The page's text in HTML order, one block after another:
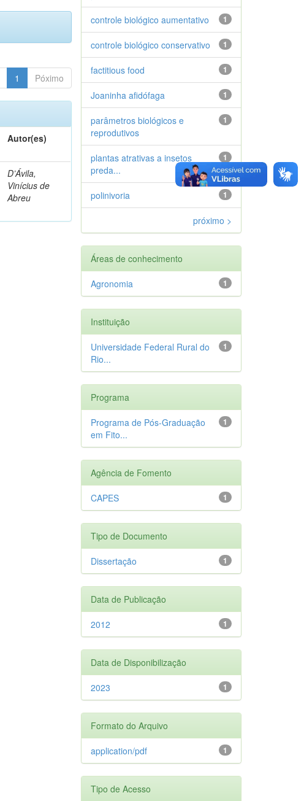
1 Póximo
Autor(es)
D’Ávila,
Vinícius de
Abreu
1
controle biológico aumentativo
1
controle biológico conservativo
1
factitious food
1
Joaninha afidófaga
1
parâmetros biológicos e
reprodutivos
1
plantas atrativas a insetos
preda...
1
polinivoria
próximo >
Áreas de conhecimento
1
Agronomia
Instituição
1
Universidade Federal Rural do
Rio...
Programa
1
Programa de Pós-Graduação
em Fito...
Agência de Fomento
1
CAPES
Tipo de Documento
1
Dissertação
Data de Publicação
1
2012
Data de Disponibilização
1
2023
Formato do Arquivo
1
application/pdf
Tipo de Acesso